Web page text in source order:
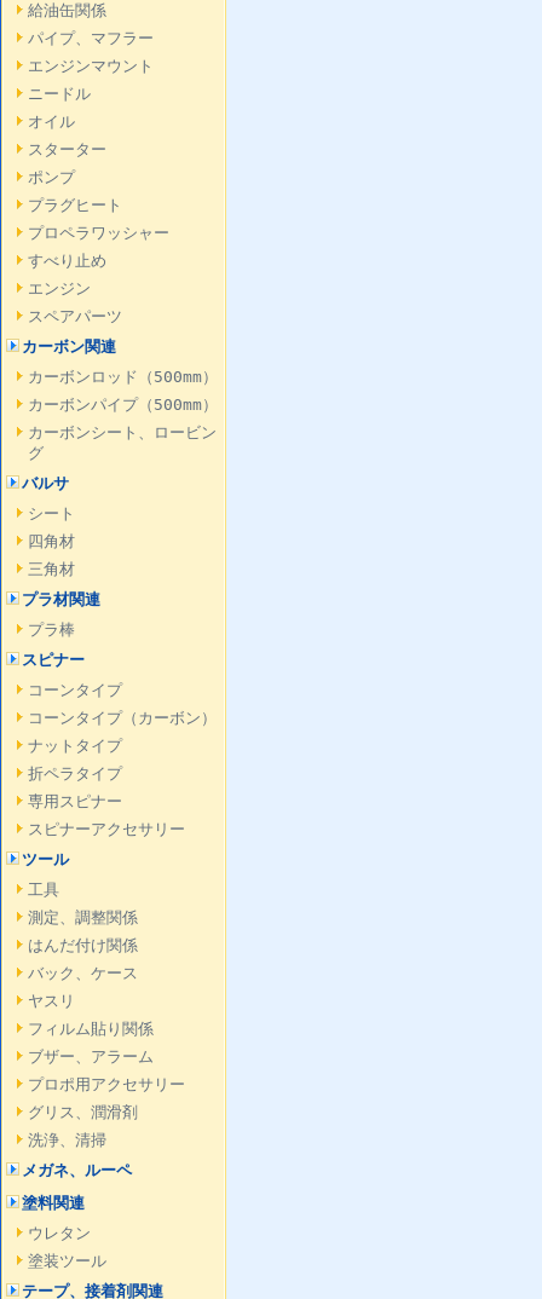
給油缶関係
パイプ、マフラー
エンジンマウント
ニードル
オイル
スターター
ポンプ
プラグヒート
プロペラワッシャー
すべり止め
エンジン
スペアパーツ
カーボン関連
カーボンロッド（500mm）
カーボンパイプ（500mm）
カーボンシート、ロービン
グ
バルサ
シート
四角材
三角材
プラ材関連
プラ棒
スピナー
コーンタイプ
コーンタイプ（カーボン）
ナットタイプ
折ペラタイプ
専用スピナー
スピナーアクセサリー
ツール
工具
測定、調整関係
はんだ付け関係
バック、ケース
ヤスリ
フィルム貼り関係
ブザー、アラーム
プロポ用アクセサリー
グリス、潤滑剤
洗浄、清掃
メガネ、ルーペ
塗料関連
ウレタン
塗装ツール
テープ、接着剤関連